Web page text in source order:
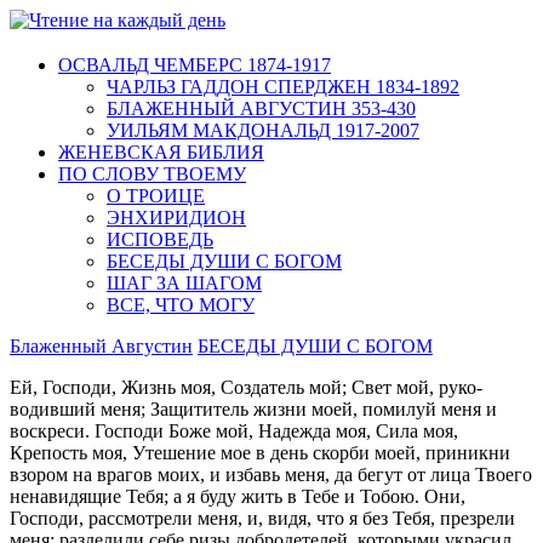
ОСВАЛЬД ЧЕМБЕРС 1874-1917
ЧАРЛЬЗ ГАДДОН СПЕРДЖЕН 1834-1892
БЛАЖЕННЫЙ АВГУСТИН 353-430
УИЛЬЯМ МАКДОНАЛЬД 1917-2007
ЖЕНЕВСКАЯ БИБЛИЯ
ПО СЛОВУ ТВОЕМУ
О ТРОИЦЕ
ЭНХИРИДИОН
ИСПОВЕДЬ
БЕСЕДЫ ДУШИ С БОГОМ
ШАГ ЗА ШАГОМ
ВСЕ, ЧТО МОГУ
Блаженный Августин БЕСЕДЫ ДУШИ С БОГОМ
Ей, Господи, Жизнь моя, Создатель мой; Свет мой, руко­
водивший меня; Защититель жизни моей, поми­луй меня и
воскреси. Господи Боже мой, На­дежда моя, Сила моя,
Крепость моя, Утешение мое в день скорби моей, приникни
взором на врагов моих, и избавь меня, да бегут от лица Твоего
ненавидящие Тебя; а я буду жить в Тебе и Тобою. Они,
Господи, рассмотрели меня, и, видя, что я без Тебя, презрели